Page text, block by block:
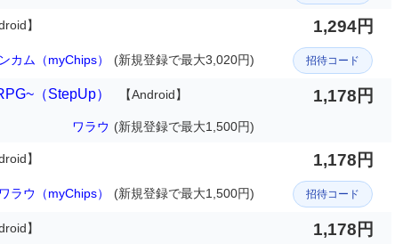
】 1,294円
カム（myChips） (新規登録で最大3,020円) 招待コード
（StepUp） 【Android】 1,178円
ワラウ (新規登録で最大1,500円)
】 1,178円
ワラウ（myChips） (新規登録で最大1,500円) 招待コード
】 1,178円